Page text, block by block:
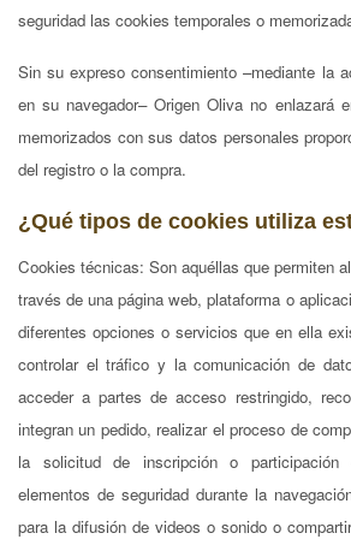
seguridad las cookies temporales o
Sin su expreso consentimiento –mediante la
en su navegador– Origen Oliva no enlazará
memorizados con sus datos personales
del registro o la compra.
¿Qué tipos de cookies utiliza
Cookies técnicas: Son aquéllas que permiten
través de una página web, plataforma o
diferentes opciones o servicios que en ella
controlar el tráfico y la comunicación de
acceder a partes de acceso restringido,
integran un pedido, realizar el proceso de
la solicitud de inscripción o
elementos de seguridad durante la
para la difusión de videos o sonido o